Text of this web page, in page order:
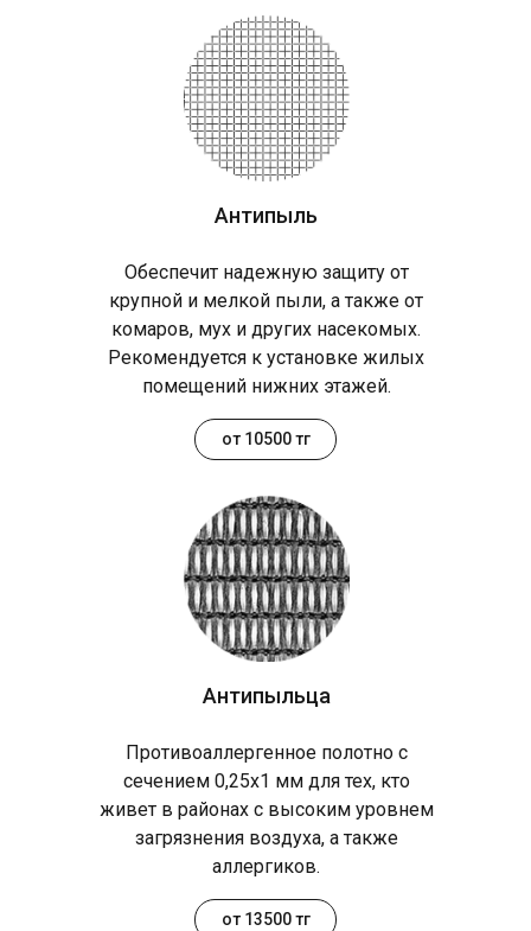
Антипыльца
Антипыль
Противоаллергенное полотно с
сечением 0,25х1 мм для тех, кто
живет в районах с высоким уровнем
загрязнения воздуха, а также
аллергиков.
Обеспечит надежную защиту от
крупной и мелкой пыли, а также от
комаров, мух и других насекомых.
Рекомендуется к установке жилых
помещений нижних этажей.
от 13500 тг
от 10500 тг